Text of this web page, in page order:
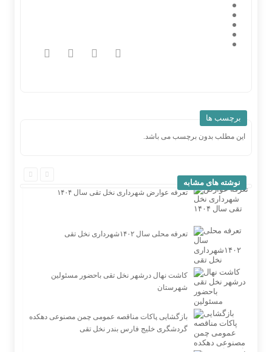
برچسب ها
این مطلب بدون برچسب می باشد.
نوشته های مشابه
تعرفه عوارض شهرداری نخل تقی سال ۱۴۰۴
تعرفه محلی سال ۱۴۰۲شهرداری نخل تقی
کاشت نهال درشهر نخل تقی باحضور مسئولین
شهرستان
بازگشایی پاکات مناقصه عمومی چمن مصنوعی دهكده
گردشگری خلیج فارس بندر نخل تقی